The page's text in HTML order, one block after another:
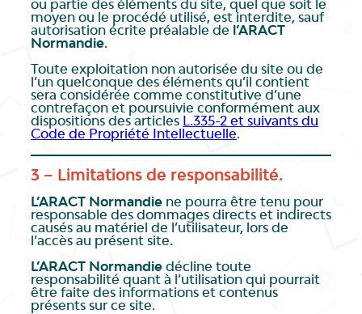
ou partie des éléments du site, quel que soit le
moyen ou le procédé utilisé, est interdite, sauf
autorisation écrite préalable de l’ARACT
Normandie.
Toute exploitation non autorisée du site ou de
l’un quelconque des éléments qu’il contient
sera considérée comme constitutive d’une
contrefaçon et poursuivie conformément aux
dispositions des articles L.335-2 et suivants du
Code de Propriété Intellectuelle.
3 – Limitations de responsabilité.
L’ARACT Normandie ne pourra être tenu pour
responsable des dommages directs et indirects
causés au matériel de l’utilisateur, lors de
l’accès au présent site.
L’ARACT Normandie décline toute
responsabilité quant à l’utilisation qui pourrait
être faite des informations et contenus
présents sur ce site.